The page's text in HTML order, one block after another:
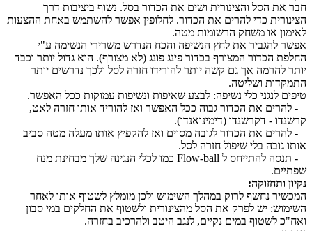
חבר את הסל והצינורית ושים את הכדור בסל. נשוף ביציבות דרך
הצינורית כדי להרים את הכדור. לחלופין אפשר להשתמש באחת ההצעות
לאימון או משחק הרשומות מטה.
אפשר להגביר את לחץ הנשיפה והכח הנדרש משרירי הנשימה ע"י
החלפת הכדור המצורף בכדור פינג פונג (לא מצורף). הוא גדול יותר וכבד
יותר להרמה אך גם קשה יותר להורידו חזרה לסל ולכך נדרשים יותר
התמקדות ושליטה.
טיפים לנגני כלי נשיפה: לבצע שאיפות ונשיפות עמוקות ככל האפשר.
- להרים את הכדור גבוה ככל האפשר ואז להוריד אותו חזרה לאט,
קרשנדו - דקרשנדו (דימינואנדו).
- להרים את הכדור לגובה מסוים ואז להקפיץ אותו מעלה מטה סביב
אותו גובה בלי שיפול חזרה לסל.
- תנסה להתייחס ל Flow-ball כמו לכלי הנגינה שלך מבחינת מנח
שפתיים.
נקיון ותחזוקה:
המכשיר נחשף לרוק במהלך השימוש ולכן מומלץ לשטוף אותו לאחר
השימוש: יש לפרק את הסל מהצינורית ולשטוף את החלקים במי סבון
ואח"כ לשטוף במים נקיים, לנגב היטב ולהרכיב בחזרה.